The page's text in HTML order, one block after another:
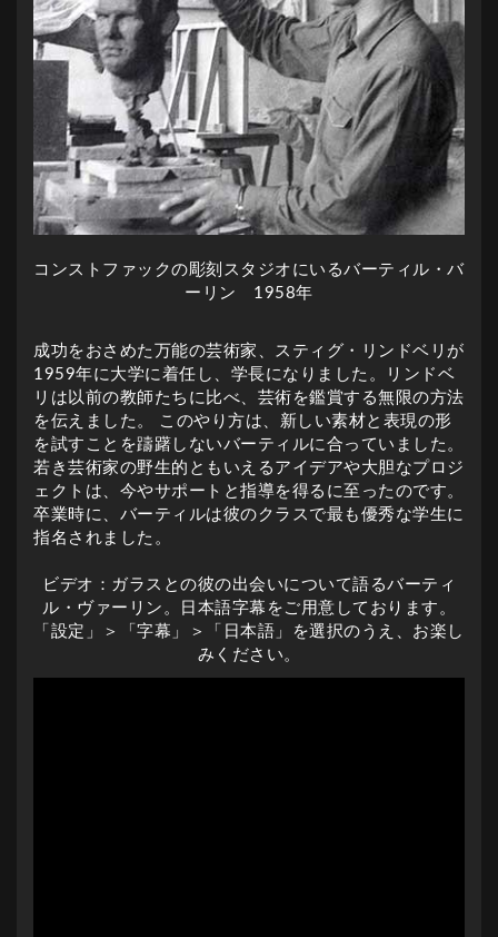
コンストファックの彫刻スタジオにいるバーティル・バ
ーリン 1958年
成功をおさめた万能の芸術家、スティグ・リンドベリが
1959年に大学に着任し、学長になりました。リンドベ
リは以前の教師たちに比べ、芸術を鑑賞する無限の方法
を伝えました。 このやり方は、新しい素材と表現の形
を試すことを躊躇しないバーティルに合っていました。
若き芸術家の野生的ともいえるアイデアや大胆なプロジ
ェクトは、今やサポートと指導を得るに至ったのです。
卒業時に、バーティルは彼のクラスで最も優秀な学生に
指名されました。
ビデオ：ガラスとの彼の出会いについて語るバーティ
ル・ヴァーリン。日本語字幕をご用意しております。
「設定」＞「字幕」＞「日本語」を選択のうえ、お楽し
みください。